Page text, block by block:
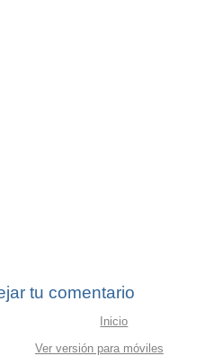
tu comentario
Inicio
Ver versión para móviles